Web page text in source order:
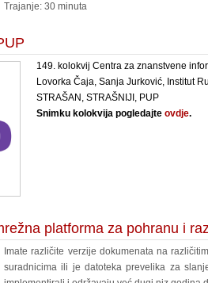
Trajanje: 30 minuta
149. kolokvij Centra za znanstvene
Lovorka Čaja, Sanja Jurković, Institut
STRAŠAN, STRAŠNIJI, PUP
Snimku kolokvija pogledajte ovdje.
platforma za pohranu i
Imate različite verzije dokumenata na
suradnicima ili je datoteka prevelika za